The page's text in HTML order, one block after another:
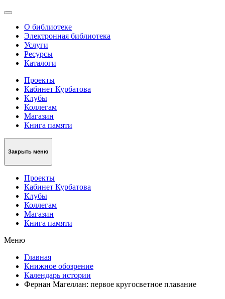
О библиотеке
Электронная библиотека
Услуги
Ресурсы
Каталоги
Проекты
Кабинет Курбатова
Клубы
Коллегам
Магазин
Книга памяти
Закрыть меню
Проекты
Кабинет Курбатова
Клубы
Коллегам
Магазин
Книга памяти
Меню
Главная
Книжное обозрение
Календарь истории
Фернан Магеллан: первое кругосветное плавание